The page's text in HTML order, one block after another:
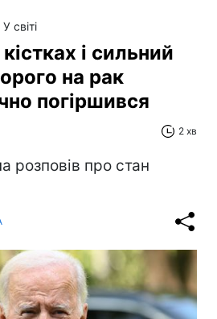
У світі
і сильний
на рак
погіршився
2 хв
розповів про стан